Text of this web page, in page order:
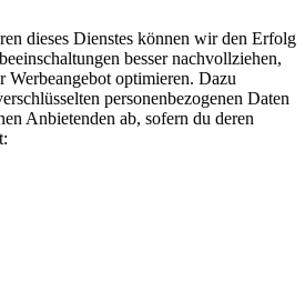
dieses Dienstes können wir den Erfolg
besser nachvollziehen,
Werbeangebot optimieren. Dazu
personenbezogenen Daten
Anbietenden ab, sofern du deren